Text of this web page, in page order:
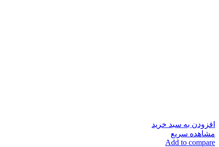
افزودن به سبد خرید
مشاهده سریع
Add to compare